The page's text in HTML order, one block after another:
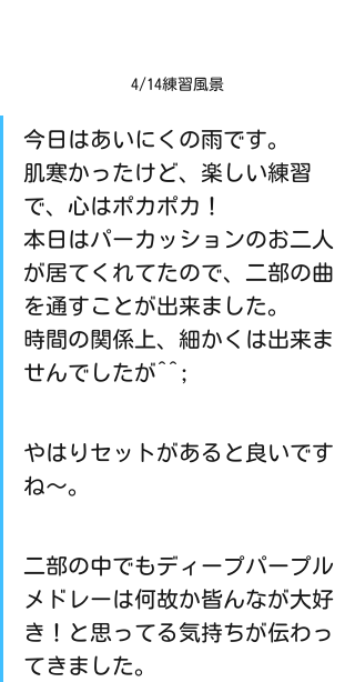
4/14練習風景
今日はあいにくの雨です。
肌寒かったけど、楽しい練習
で、心はポカポカ！
本日はパーカッションのお二人
が居てくれてたので、二部の曲
を通すことが出来ました。
時間の関係上、細かくは出来ま
せんでしたが^^;
やはりセットがあると良いです
ね～。
二部の中でもディープパープル
メドレーは何故か皆んなが大好
き！と思ってる気持ちが伝わっ
てきました。